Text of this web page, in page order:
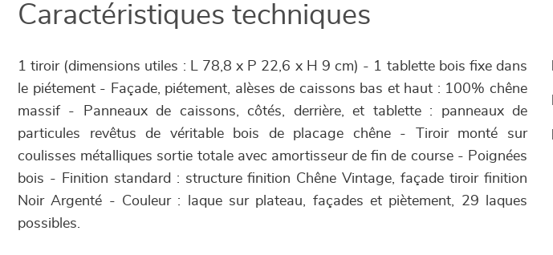
Caractéristiques techniques
1 tiroir (dimensions utiles : L 78,8 x P 22,6 x H 9 cm) - 1 tablette bois fixe dans
le piétement - Façade, piétement, alèses de caissons bas et haut : 100% chêne
massif - Panneaux de caissons, côtés, derrière, et tablette : panneaux de
particules revêtus de véritable bois de placage chêne - Tiroir monté sur
coulisses métalliques sortie totale avec amortisseur de fin de course - Poignées
bois - Finition standard : structure finition Chêne Vintage, façade tiroir finition
Noir Argenté - Couleur : laque sur plateau, façades et piètement, 29 laques
possibles.